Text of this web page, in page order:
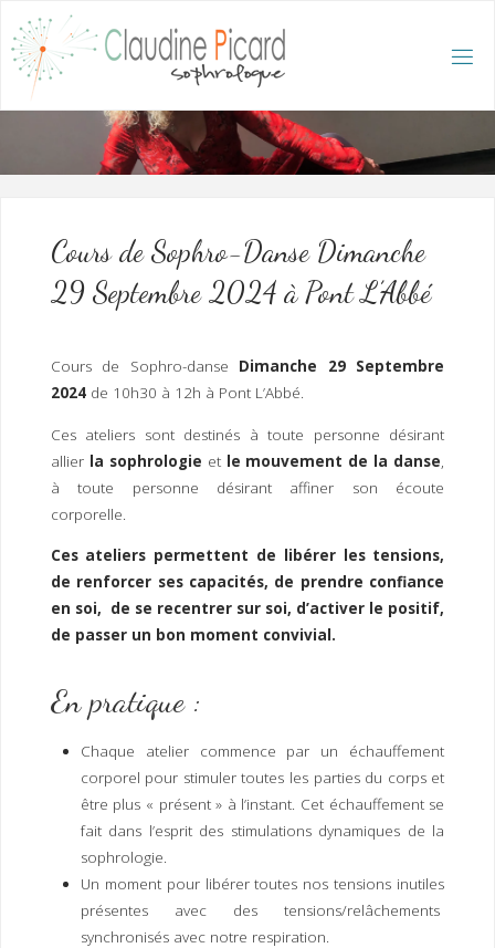
content
DIN
E PI
CAR
D :
O
PH R
OL
O
HYP
N
A
E
UTE
QU
Cours de Sophro-Danse Dimanche
29 Septembre 2024 à Pont L’Abbé
Cours de Sophro-danse Dimanche 29 Septembre
2024de 10h30 à 12h à Pont L’Abbé.
Ces ateliers sont destinés à toute personne désirant
allier la sophrologie et le mouvement de la danse,
à toute personne désirant affiner son écoute
corporelle.
Ces ateliers permettent de libérer les tensions,
de renforcer ses capacités, de prendre confiance
en soi, de se recentrer sur soi, d’activer le positif,
de passer un bon moment convivial.
En pratique :
Chaque atelier commence par un échauffement
corporel pour stimuler toutes les parties du corps et
être plus « présent » à l’instant. Cet échauffement se
fait dans l’esprit des stimulations dynamiques de la
sophrologie.
Un moment pour libérer toutes nos tensions inutiles
présentes avec des tensions/relâchements
synchronisés avec notre respiration.